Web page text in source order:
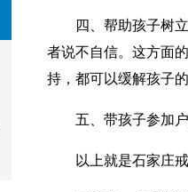
四、帮助孩子树立
者说不自信。这方面
持，都可以缓解孩子的
五、带孩子参加户
以上就是石家庄戒